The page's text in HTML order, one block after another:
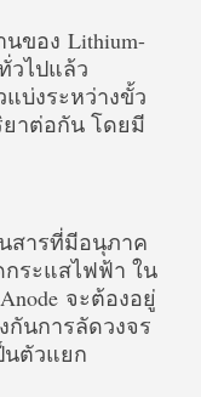
ของ Lithium-
วไปแล้ว
บ่งระหว่างขั้ว
ยาต่อกัน โดยมี
นสารที่มีอนุภาค
ระแสไฟฟ้า ใน
จะต้องอยู่
กันการลัดวงจร
นตัวแยก